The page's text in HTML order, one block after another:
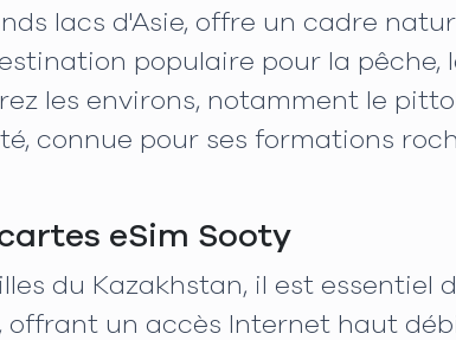
lacs d'Asie, offre un cadre
populaire pour la
les environs, notamment le
connue pour ses formations
eSim Sooty
du Kazakhstan, il est essentiel
un accès Internet haut